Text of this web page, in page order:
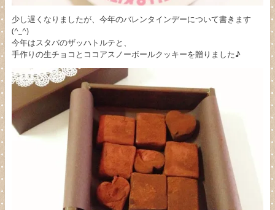
少し遅くなりましたが、今年のバレンタインデーについて書きます
(^_^)
今年はスタバのザッハトルテと、
手作りの生チョコとココアスノーボールクッキーを贈りました♪